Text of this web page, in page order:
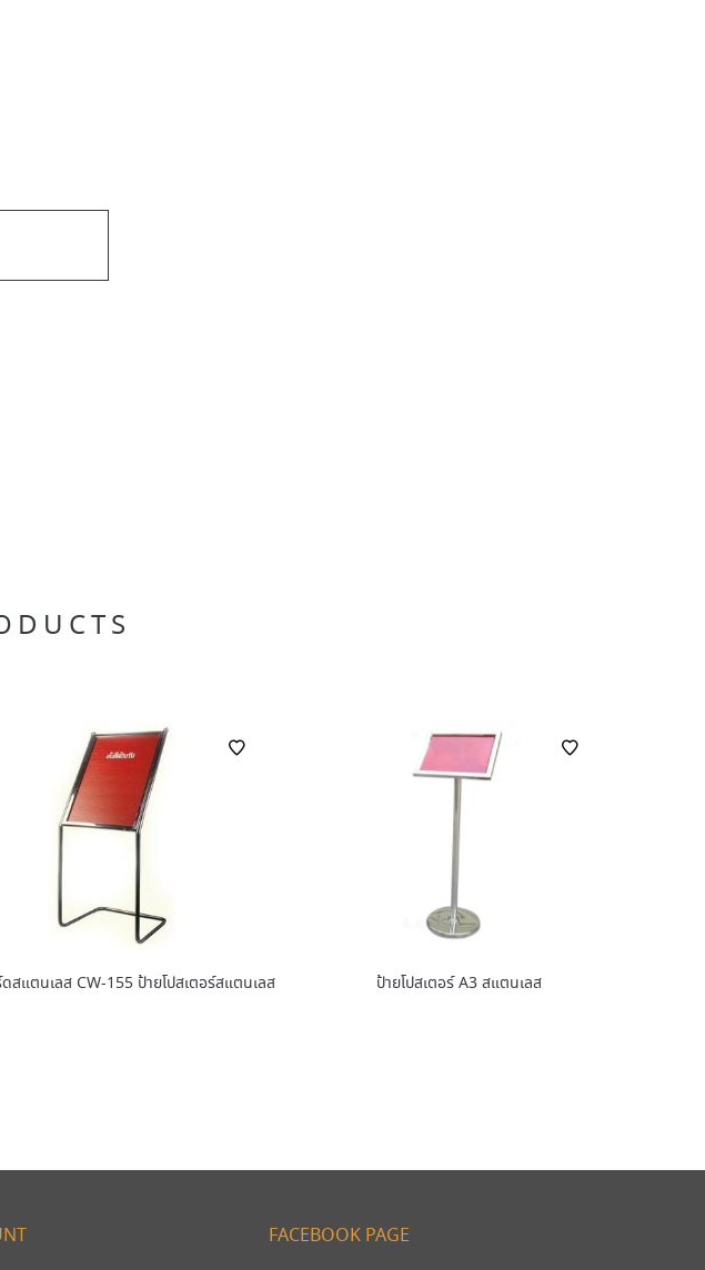
สแตนเลส CW-155 ป้ายโปสเตอร์สแตนเลส ป้ายโปสเตอร์ A3 สแตนเลส
FACEBOOK PAGE